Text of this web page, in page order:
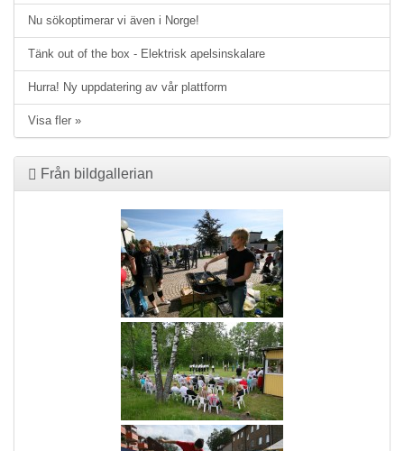
Nu sökoptimerar vi även i Norge!
Tänk out of the box - Elektrisk apelsinskalare
Hurra! Ny uppdatering av vår plattform
Visa fler »
Från bildgallerian